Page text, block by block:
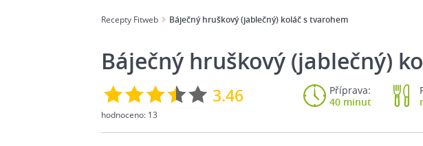
Recepty Fitweb Báječný hruškový (jablečný) koláč s tvarohem
Báječný hruškový (jablečný)
3.46
hodnoceno: 13
Příprava:
40 minut